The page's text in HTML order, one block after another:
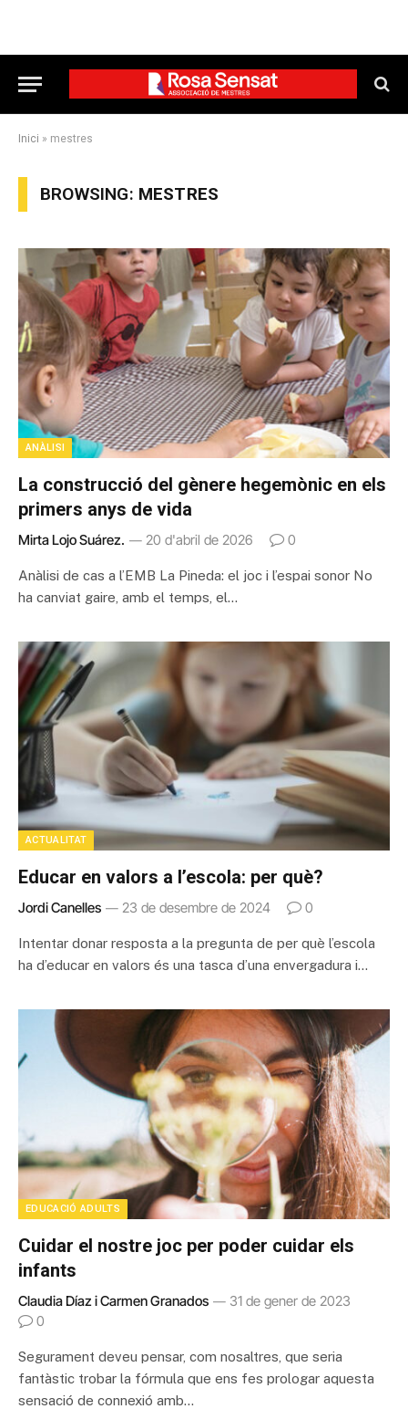
Inici » mestres
BROWSING: MESTRES
ANÀLISI
La construcció del gènere hegemònic en els
primers anys de vida
Mirta Lojo Suárez. 20 d'abril de 2026 0
Anàlisi de cas a l’EMB La Pineda: el joc i l’espai sonor No
ha canviat gaire, amb el temps, el…
ACTUALITAT
Educar en valors a l’escola: per què?
Jordi Canelles 23 de desembre de 2024 0
Intentar donar resposta a la pregunta de per què l’escola
ha d’educar en valors és una tasca d’una envergadura i…
EDUCACIÓ ADULTS
Cuidar el nostre joc per poder cuidar els
infants
Claudia Díaz i Carmen Granados
31 de gener de 2023
0
Segurament deveu pensar, com nosaltres, que seria
fantàstic trobar la fórmula que ens fes prologar aquesta
sensació de connexió amb…